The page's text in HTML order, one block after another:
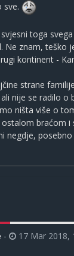
sve.
toga
Ne znam, teško
kontinent -
strane
nije se radilo
ništa više o
braćom
negdje,
- 17 Mar 2018,